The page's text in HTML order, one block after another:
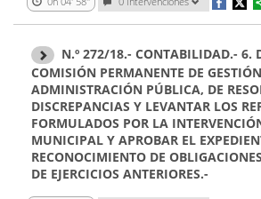
N.º 272/18.- CONTABILIDAD.- 6.
COMISIÓN PERMANENTE DE
ADMINISTRACIÓN PÚBLICA, DE
DISCREPANCIAS Y LEVANTAR LOS
FORMULADOS POR LA
MUNICIPAL Y APROBAR EL
RECONOCIMIENTO DE
DE EJERCICIOS ANTERIORES.-